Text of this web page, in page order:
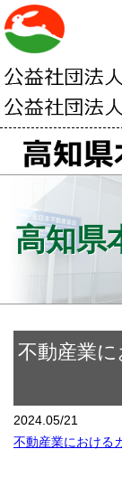
高知県
不動産業
2024.05/21
不動産業における